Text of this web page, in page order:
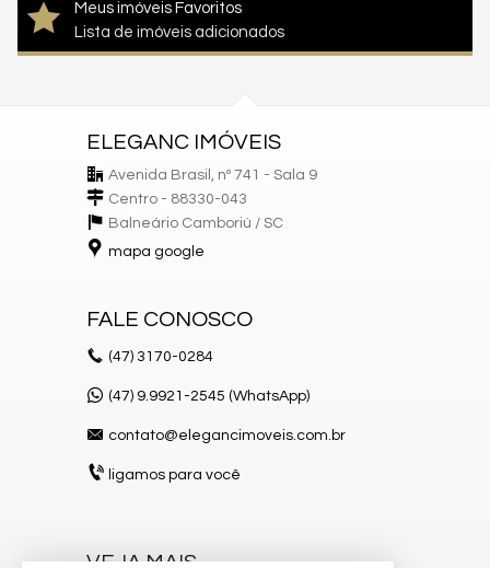
Meus imóveis Favoritos
Lista de imóveis adicionados
ELEGANC IMÓVEIS
Avenida Brasil, nº 741 - Sala 9
Centro - 88330-043
Balneário Camboriú / SC
mapa google
FALE CONOSCO
(47) 3170-0284
(47) 9.9921-2545 (WhatsApp)
contato@elegancimoveis.com.br
ligamos para você
VEJA MAIS